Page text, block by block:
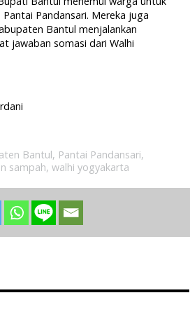
Pandansari. Mereka juga
Bantul menjalankan
jawaban somasi dari Walhi
Bantul, Pantai Pandansari,
sampah,walhi yogyakarta